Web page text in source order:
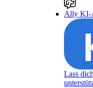
Ally KI-
Lass